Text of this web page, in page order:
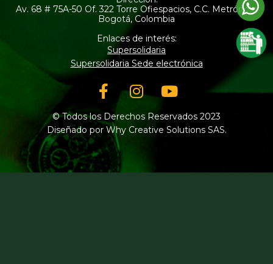
Av. 68 # 75A-50 Of. 322 Torre Ofiespacios, C.C. Metrópolis
Bogotá, Colombia
Enlaces de interés:
Supersolidaria
Supersolidaria Sede electrónica
Facebook-
f
Instagram
Youtube
© Todos los Derechos Reservados 2023
Diseñado por Why Creative Solutions SAS.